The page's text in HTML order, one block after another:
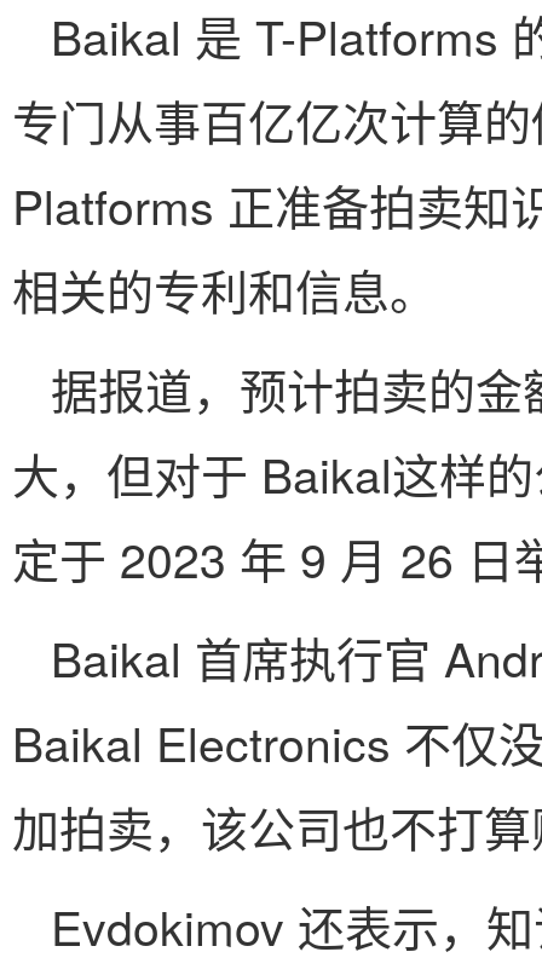
Baikal 是 T-Platforms
专门从事百亿亿次计算
Platforms 正准备拍卖知
相关的专利和信息。
据报道，预计拍卖的
大，但对于 Baikal这样
定于 2023 年 9 月 26 日
Baikal 首席执行官
Baikal Electronics 不仅
加拍卖，该公司也不打
Evdokimov 还表示，